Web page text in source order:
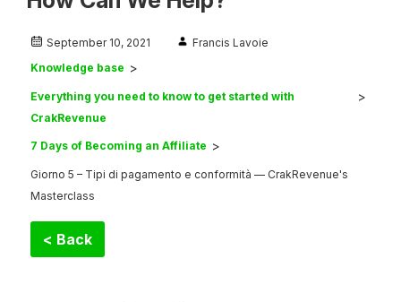
September 10, 2021
Francis Lavoie
Knowledge base
Everything you need to know to get started with
CrakRevenue
7 Days of Becoming an Affiliate
Giorno 5 – Tipi di pagamento e conformità — CrakRevenue's
Masterclass
< Back